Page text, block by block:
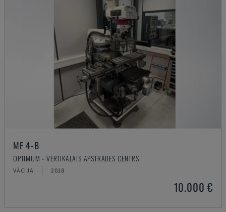
MF 4-B
OPTIMUM - VERTIKĀLAIS APSTRĀDES CENTRS
VĀCIJA 2018
10.000 €